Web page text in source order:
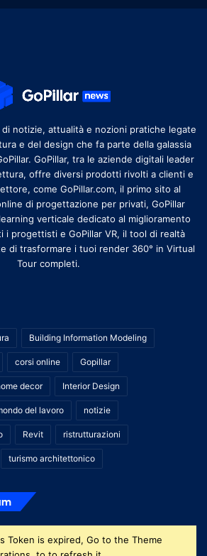
notizie, attualità e nozioni pratiche legate
e del design che fa parte della galassia
GoPillar, tra le aziende digitali leader
offre diversi prodotti rivolti a clienti e
come GoPillar.com, il primo sito al
di progettazione per privati, GoPillar
verticale dedicato al miglioramento
i progettisti e GoPillar VR, il tool di realtà
di trasformare i tuoi render 360° in Virtual
Tour completi.
Building Information Modeling
corsi online Gopillar
decor Interior Design
del lavoro notizie
Revit ristrutturazioni
turismo architettonico
Token is expired, Go to the Theme